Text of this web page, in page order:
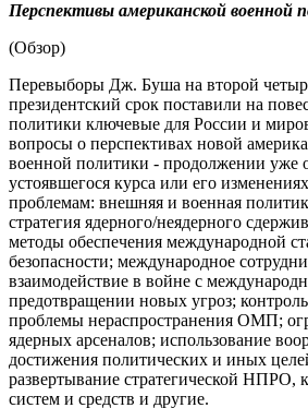
Перспективы американской военной
(Обзор)
Перевыборы Дж. Буша на второй
президентский срок поставили на
политики ключевые для России и
вопросы о перспективах новой
военной политики - продолжении уже
устоявшегося курса или его
проблемам: внешняя и военная
стратегия ядерного/неядерного
методы обеспечения международной
безопасности; международное
взаимодействие в войне с
предотвращении новых угроз;
проблемы нераспространения ОМП;
ядерных арсеналов; использование
достижения политических и иных
развертывание стратегической НПРО,
систем и средств и другие.